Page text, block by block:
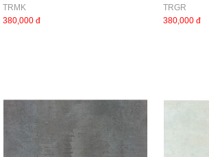
TRMK
380,000 đ
TRGR
380,000 đ